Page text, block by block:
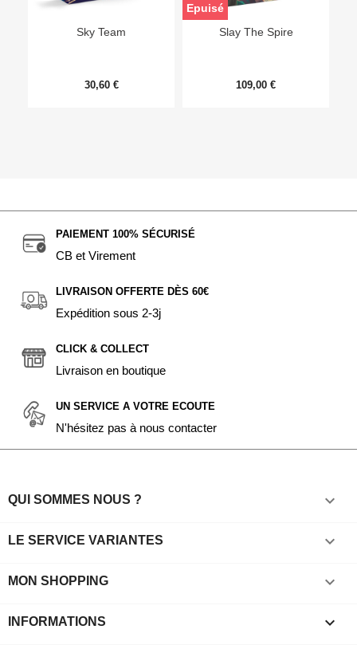
Sky Team
30,60 €
Slay The Spire
109,00 €
Epuisé
PAIEMENT 100% SÉCURISÉ
CB et Virement
LIVRAISON OFFERTE DÈS 60€
Expédition sous 2-3j
CLICK & COLLECT
Livraison en boutique
UN SERVICE A VOTRE ECOUTE
N'hésitez pas à nous contacter
QUI SOMMES NOUS ? 
LE SERVICE VARIANTES 
MON SHOPPING 
INFORMATIONS keyboard_arrow_down